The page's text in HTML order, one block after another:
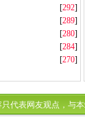
[292]
[289]
[280]
[284]
[270]
代表网友观点，与本